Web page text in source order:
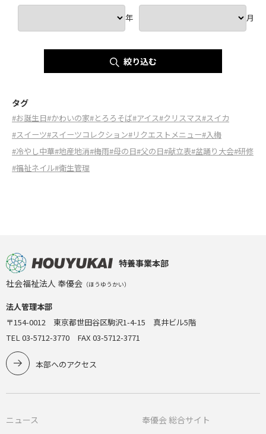
年 月
絞り込む
タグ
#お誕生日#かわいの家#とろろそば#アイス#クリスマス#スイカ
#スイーツ#スイーツコレクション#リクエストメニュー#入梅
#冷やし中華#地産地消#梅雨#母の日#父の日#献立表#盆踊り大会#研修
#福祉ネイル#衛生管理
特養事業本部
社会福祉法人 奉優会 （ほうゆうかい）
法人管理本部
〒154-0012 東京都世田谷区駒沢1-4-15 真井ビル5階
TEL 03-5712-3770 FAX 03-5712-3771
本部へのアクセス
ニュース
奉優会 総合サイト